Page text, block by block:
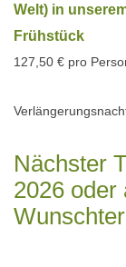
Welt) in
Frühstück
127,50 € pro
Nächster
2026 oder